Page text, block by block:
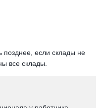
позднее, если склады не
все склады.